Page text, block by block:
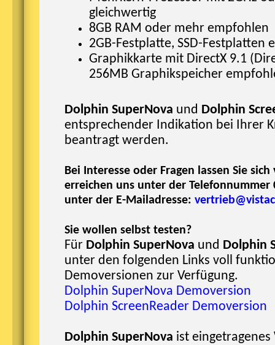
gleichwertig
8GB RAM oder mehr empfohlen
2GB-Festplatte, SSD-Festplatten
Graphikkarte mit DirectX 9.1
256MB Graphikspeicher
Dolphin SuperNova und Dolphin
entsprechender Indikation bei Ihrer
beantragt werden.
Bei Interesse oder Fragen lassen Sie
erreichen uns unter der Telefonnummer
unter der E-Mailadresse:
Sie wollen selbst testen?
Für Dolphin SuperNova und Dolphin
unter den folgenden Links voll
Demoversionen zur Verfügung.
Dolphin SuperNova Demoversion
Dolphin ScreenReader Demoversion
Dolphin SuperNova ist